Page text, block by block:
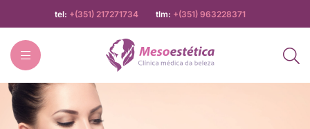
tel: +(351) 217271734 tlm: +(351) 963228371
Mesoestética